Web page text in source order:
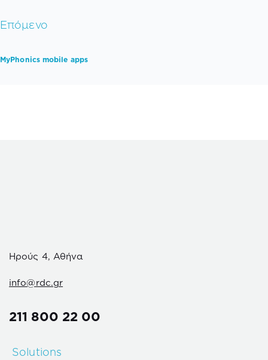
Επόμενο
MyPhonics mobile apps
Ηρούς 4, Αθήνα
info@rdc.gr
211 800 22 00
Solutions